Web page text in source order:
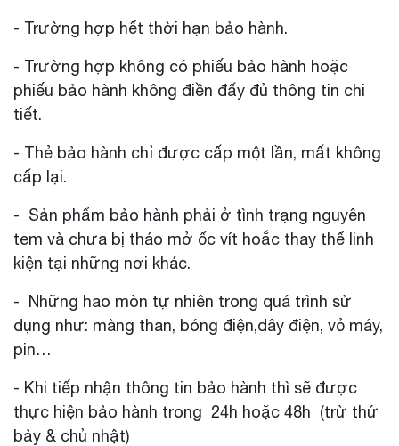
- Trường hợp hết thời hạn bảo hành.
- Trường hợp không có phiếu bảo hành hoặc
phiếu bảo hành không điền đấy đủ thông tin chi
tiết.
- Thẻ bảo hành chỉ được cấp một lần, mất không
cấp lại.
- Sản phẩm bảo hành phải ở tình trạng nguyên
tem và chưa bị tháo mở ốc vít hoắc thay thế linh
kiện tại những nơi khác.
- Những hao mòn tự nhiên trong quá trình sử
dụng như: màng than, bóng điện,dây điện, vỏ máy,
pin…
- Khi tiếp nhận thông tin bảo hành thì sẽ được
thực hiện bảo hành trong 24h hoặc 48h (trừ thứ
bảy & chủ nhật)